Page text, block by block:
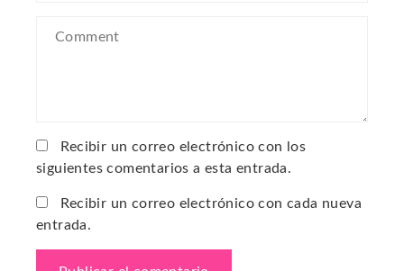
Recibir un correo electrónico con los
siguientes comentarios a esta entrada.
Recibir un correo electrónico con cada nueva
entrada.